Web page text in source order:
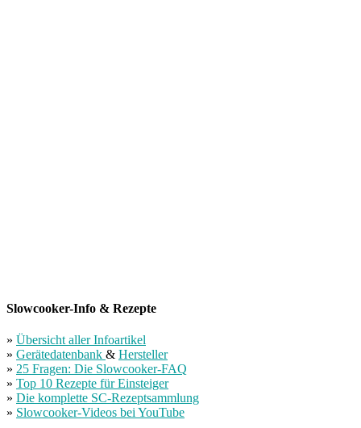
Slowcooker-Info & Rezepte
» Übersicht aller Infoartikel
» Gerätedatenbank & Hersteller
» 25 Fragen: Die Slowcooker-FAQ
» Top 10 Rezepte für Einsteiger
» Die komplette SC-Rezeptsammlung
» Slowcooker-Videos bei YouTube